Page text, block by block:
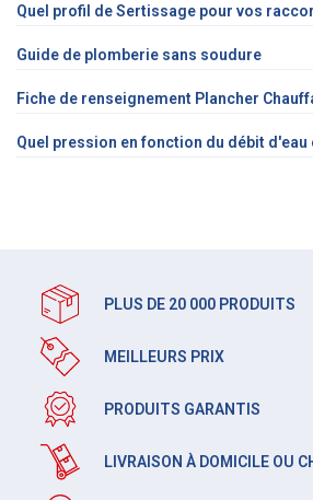
Quel profil de Sertissage pour vos
Guide de plomberie sans soudure
Fiche de renseignement Plancher
Quel pression en fonction du débit d'eau
PLUS DE 20 000 PRODUITS
MEILLEURS PRIX
PRODUITS GARANTIS
LIVRAISON À DOMICILE OU